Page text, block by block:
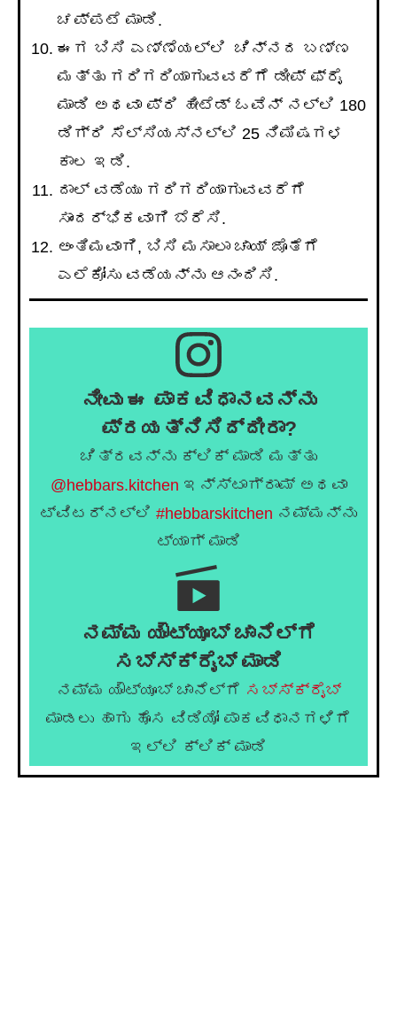
ಚಪ್ಪಟೆ ಮಾಡಿ.
ಈಗ ಬಿಸಿ ಎಣ್ಣೆಯಲ್ಲಿ ಚಿನ್ನದ ಬಣ್ಣ
ಮತ್ತು ಗರಿಗರಿಯಾಗುವವರೆಗೆ ಡೀಪ್ ಫ್ರೈ
ಮಾಡಿ ಅಥವಾ ಪ್ರಿ ಹೀಟೆಡ್ ಓವೆನ್ ನಲ್ಲಿ 180
ಡಿಗ್ರಿ ಸೆಲ್ಸಿಯಸ್‌ನಲ್ಲಿ 25 ನಿಮಿಷಗಳ
ಕಾಲ ಇಡಿ.
ದಾಲ್ ವಡೆಯು ಗರಿಗರಿಯಾಗುವವರೆಗೆ
ಸಾಂದರ್ಭಿಕವಾಗಿ ಬೆರೆಸಿ.
ಅಂತಿಮವಾಗಿ, ಬಿಸಿ ಮಸಾಲಾ ಚಾಯ್ ಜೊತೆಗೆ
ಎಲೆಕೋಸು ವಡೆಯನ್ನು ಆನಂದಿಸಿ.
ನೀವು ಈ ಪಾಕವಿಧಾನವನ್ನು
ಪ್ರಯತ್ನಿಸಿದ್ದೀರಾ?
ಚಿತ್ರವನ್ನು ಕ್ಲಿಕ್ ಮಾಡಿ ಮತ್ತು
@hebbars.kitchen ಇನ್ಸ್ಟಾಗ್ರಾಮ್ ಅಥವಾ
ಟ್ವಿಟರ್‌ನಲ್ಲಿ #hebbarskitchen ನಮ್ಮನ್ನು
ಟ್ಯಾಗ್ ಮಾಡಿ
ನಮ್ಮ ಯೌಟ್ಯೂಬ್ ಚಾನೆಲ್ಗೆ
ಸಬ್ಸ್ಕ್ರೈಬ್ ಮಾಡಿ
ನಮ್ಮ ಯೌಟ್ಯೂಬ್ ಚಾನೆಲ್ಗೆ ಸಬ್ಸ್ಕ್ರೈಬ್
ಮಾಡಲು ಹಾಗು ಹೊಸ ವಿಡಿಯೋ ಪಾಕವಿಧಾನಗಳಿಗೆ
ಇಲ್ಲಿ ಕ್ಲಿಕ್ ಮಾಡಿ